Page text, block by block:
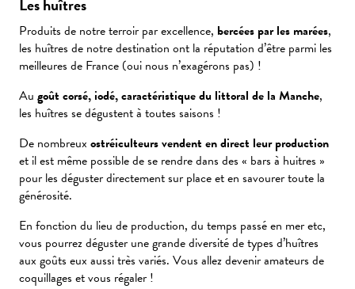
Les huîtres
Produits de notre terroir par excellence, bercées par les marées,
les huîtres de notre destination ont la réputation d’être parmi les
meilleures de France (oui nous n’exagérons pas) !
Au goût corsé, iodé, caractéristique du littoral de la Manche,
les huîtres se dégustent à toutes saisons !
De nombreux ostréiculteurs vendent en direct leur production
et il est même possible de se rendre dans des « bars à huitres »
pour les déguster directement sur place et en savourer toute la
générosité.
En fonction du lieu de production, du temps passé en mer etc,
vous pourrez déguster une grande diversité de types d’huîtres
aux goûts eux aussi très variés. Vous allez devenir amateurs de
coquillages et vous régaler !